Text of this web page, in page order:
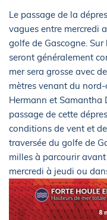
Le passage de la
vagues entre mercredi
golfe de Gascogne.
seront généralement
mer sera grosse avec
mètres venant du
Hermann et Samantha
passage de cette
conditions de vent et
traversée du golfe de
milles à parcourir
mercredi à jeudi ou